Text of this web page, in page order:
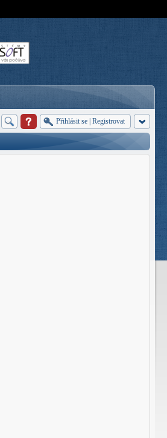
Přihlásit se Registrovat